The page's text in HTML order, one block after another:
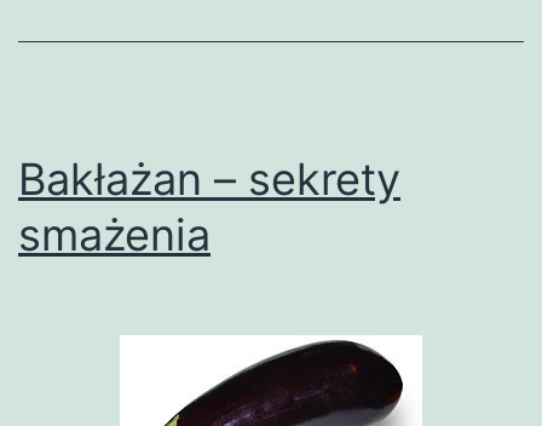
Bakłażan – sekrety
smażenia